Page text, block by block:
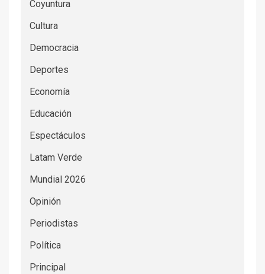
Coyuntura
Cultura
Democracia
Deportes
Economía
Educación
Espectáculos
Latam Verde
Mundial 2026
Opinión
Periodistas
Política
Principal